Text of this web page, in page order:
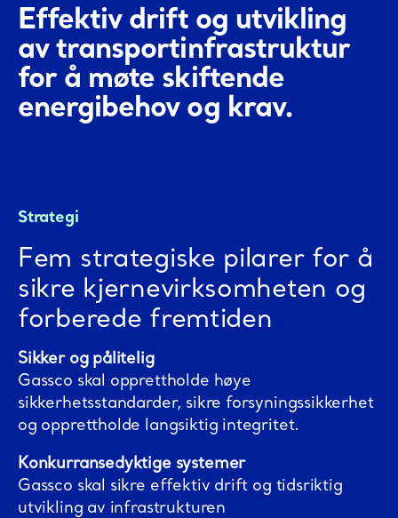
Effektiv drift og utvikling
av transportinfrastruktur
for å møte skiftende
energibehov og krav.
Strategi
Fem strategiske pilarer for å
sikre kjernevirksomheten og
forberede fremtiden
Sikker og pålitelig
Gassco skal opprettholde høye
sikkerhetsstandarder, sikre forsyningssikkerhet
og opprettholde langsiktig integritet.
Konkurransedyktige systemer
Gassco skal sikre effektiv drift og tidsriktig
utvikling av infrastrukturen